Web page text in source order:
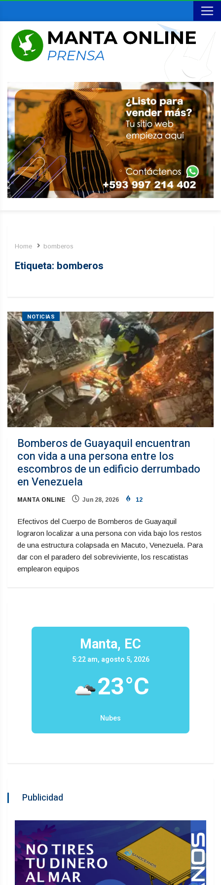
Home bomberos
Etiqueta: bomberos
NOTICIAS
Bomberos de Guayaquil encuentran
con vida a una persona entre los
escombros de un edificio derrumbado
en Venezuela
MANTA ONLINE Jun 28, 2026 12
Efectivos del Cuerpo de Bomberos de Guayaquil
lograron localizar a una persona con vida bajo los restos
de una estructura colapsada en Macuto, Venezuela. Para
dar con el paradero del sobreviviente, los rescatistas
emplearon equipos
Manta, EC
5:22 am, agosto 5, 2026
23°C
Nubes
Publicidad